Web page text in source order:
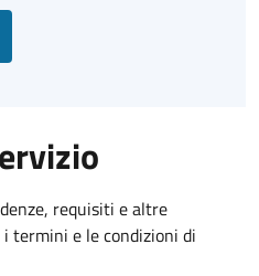
requisiti e altre
termini e le condizioni di